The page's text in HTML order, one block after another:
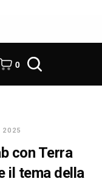
0
2025
con Terra
il tema della